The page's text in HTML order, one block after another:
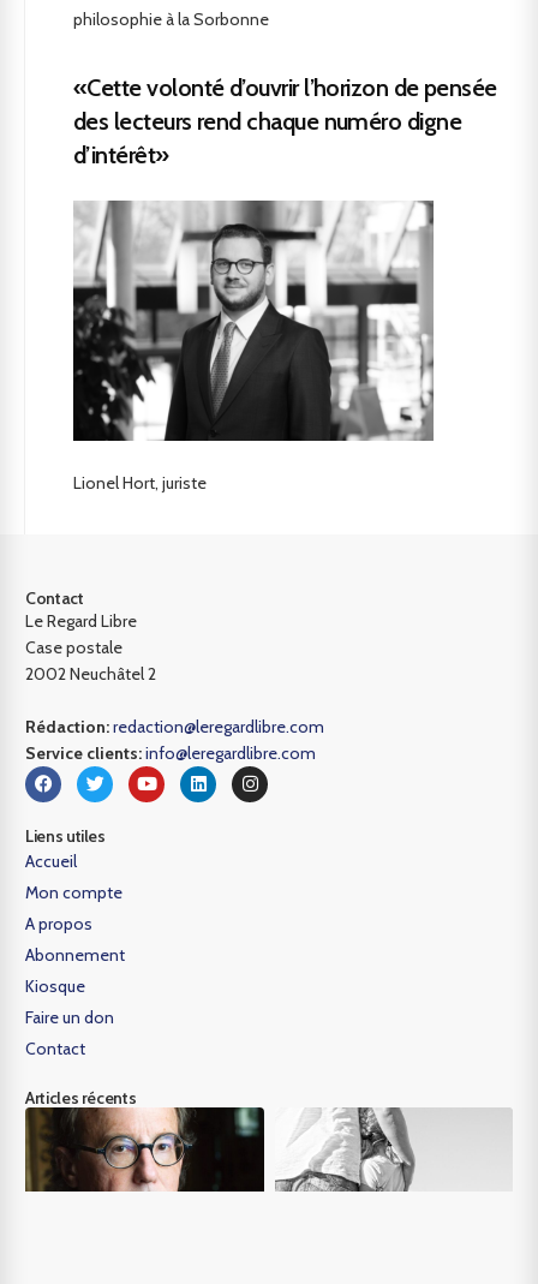
philosophie à la Sorbonne
«Cette volonté d’ouvrir l’horizon de pensée
des lecteurs rend chaque numéro digne
d’intérêt»
Lionel Hort, juriste
Contact
Le Regard Libre
Case postale
2002 Neuchâtel 2
Rédaction:redaction@leregardlibre.com
Service clients:info@leregardlibre.com
Liens utiles
Accueil
Mon compte
A propos
Abonnement
Kiosque
Faire un don
Contact
Articles récents